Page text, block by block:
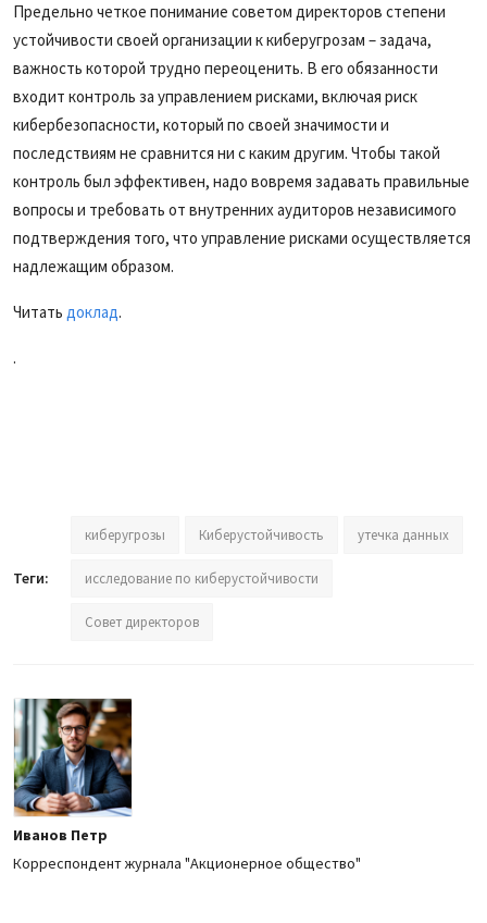
Предельно четкое понимание советом директоров степени
устойчивости своей организации к киберугрозам – задача,
важность которой трудно переоценить. В его обязанности
входит контроль за управлением рисками, включая риск
кибербезопасности, который по своей значимости и
последствиям не сравнится ни с каким другим. Чтобы такой
контроль был эффективен, надо вовремя задавать правильные
вопросы и требовать от внутренних аудиторов независимого
подтверждения того, что управление рисками осуществляется
надлежащим образом.
Читать доклад.
.
Теги:
киберугрозы Киберустойчивость утечка данных
исследование по киберустойчивости
Совет директоров
Иванов Петр
Корреспондент журнала "Акционерное общество"